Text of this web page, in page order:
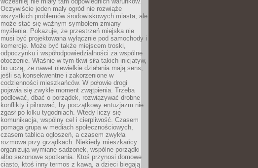
Oczywiście jeden mały ogród nie rozwiąże
wszystkich problemów środowiskowych miasta, ale
może stać się ważnym symbolem zmiany
myślenia. Pokazuje, że przestrzeń miejska nie
musi być projektowana wyłącznie pod samochody i
komercję. Może być także miejscem troski,
odpoczynku i współodpowiedzialności za wspólne
otoczenie. Właśnie w tym tkwi siła takich inicjatyw,
bo uczą, że nawet niewielkie działania mają sens,
jeśli są konsekwentne i zakorzenione w
codzienności mieszkańców. W połowie drogi
pojawia się zwykle moment zwątpienia. Trzeba
podlewać, dbać o porządek, rozwiązywać drobne
konflikty i pilnować, by początkowy entuzjazm nie
zgasł po kilku tygodniach. Wtedy liczy się
komunikacja, wspólny cel i cierpliwość. Czasem
pomaga grupa w mediach społecznościowych,
czasem tablica ogłoszeń, a czasem zwykła
rozmowa przy grządkach. Niekiedy mieszkańcy
organizują wymianę sadzonek, wspólne porządki
albo sezonowe spotkania. Ktoś przynosi domowe
ciasto, ktoś inny termos z kawą, a dzieci biegają